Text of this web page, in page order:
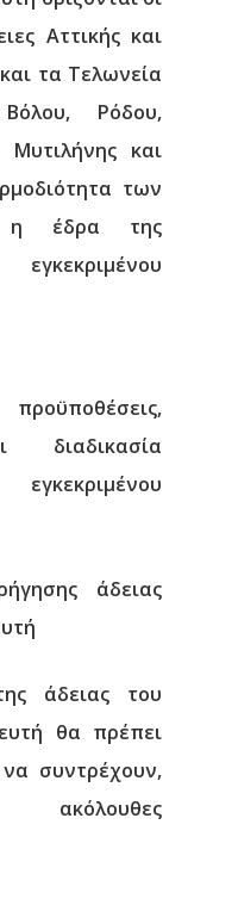
Αττικής και
τα Τελωνεία
Ρόδου,
Μυτιλήνης και
των
η έδρα της
διαδικασία
άδειας
άδειας του
θα πρέπει
συντρέχουν,